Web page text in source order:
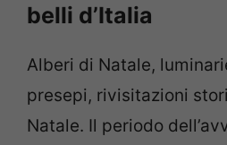
belli d’Italia
Alberi di Natale,
presepi, rivisitazioni
Natale. Il periodo